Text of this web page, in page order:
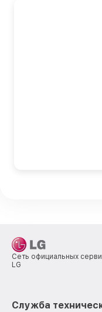
Сеть официальных
LG
Служба